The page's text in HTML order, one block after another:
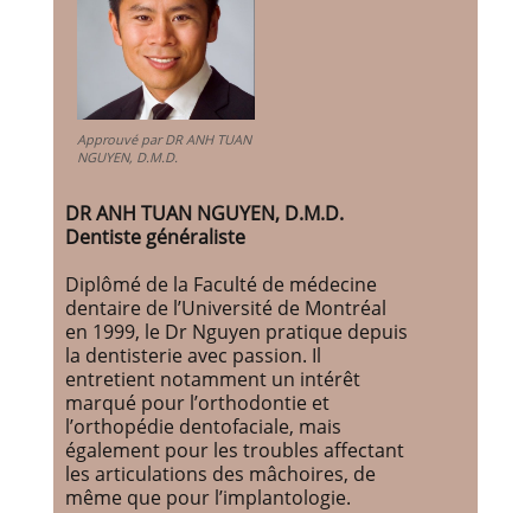
Approuvé par DR ANH TUAN
NGUYEN, D.M.D.
DR ANH TUAN NGUYEN, D.M.D.
Dentiste généraliste
Diplômé de la Faculté de médecine
dentaire de l’Université de Montréal
en 1999, le Dr Nguyen pratique depuis
la dentisterie avec passion. Il
entretient notamment un intérêt
marqué pour l’orthodontie et
l’orthopédie dentofaciale, mais
également pour les troubles affectant
les articulations des mâchoires, de
même que pour l’implantologie.